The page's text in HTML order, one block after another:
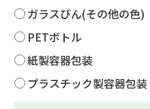
ガラスびん(その他の色)
PETボトル
紙製容器包装
プラスチック製容器包装